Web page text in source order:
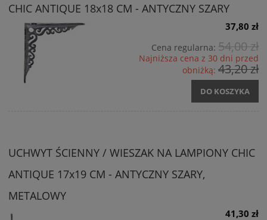
CHIC ANTIQUE 18x18 CM - ANTYCZNY SZARY
37,80 zł
Cena regularna: 54,00 zł
Najniższa cena z 30 dni przed
obniżką: 43,20 zł
DO KOSZYKA
UCHWYT ŚCIENNY / WIESZAK NA LAMPIONY CHIC
ANTIQUE 17x19 CM - ANTYCZNY SZARY,
METALOWY
41,30 zł